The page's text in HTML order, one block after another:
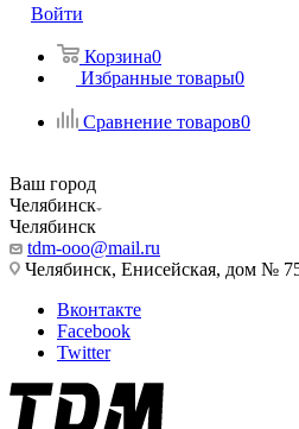
Войти
Корзина0
Избранные товары0
Сравнение товаров0
Ваш город
Челябинск
Челябинск
tdm-ooo@mail.ru
Челябинск, Енисейская, дом №
Вконтакте
Facebook
Twitter